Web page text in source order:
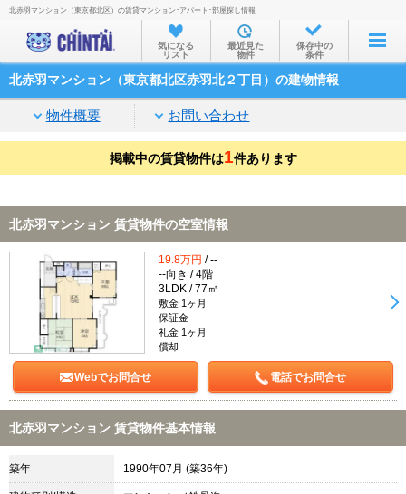
お部屋を探す
沿線・駅から
家賃相場から
通勤通学時間から
不動産会社から
TOP
北赤羽マンション（東京都北区）の賃貸マンション･アパート･部屋探し情報
気になる
リスト
最近見た
物件
保存中の
条件
北赤羽マンション（東京都北区赤羽北２丁目）の建物情報
物件概要 お問い合わせ
掲載中の賃貸物件は1件あります
北赤羽マンション 賃貸物件の空室情報
19.8万円 / --
--向き / 4階
3LDK / 77㎡
敷金 1ヶ月
保証金 --
礼金 1ヶ月
償却 --
Webでお問合せ 電話でお問合せ
北赤羽マンション 賃貸物件基本情報
築年 1990年07月 (築36年)